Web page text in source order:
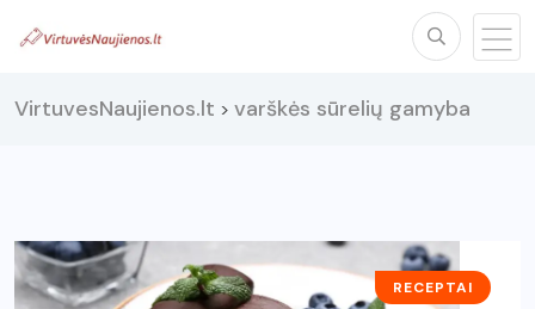
VirtuvesNaujienos.lt > varškės sūrelių gamyba
RECEPTAI